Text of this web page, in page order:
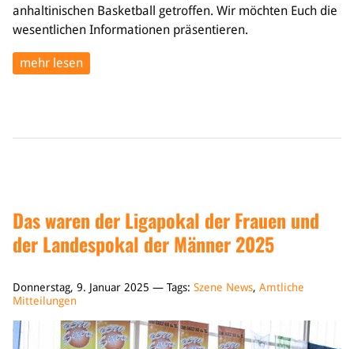
anhaltinischen Basketball getroffen. Wir möchten Euch die
wesentlichen Informationen präsentieren.
mehr lesen
Das waren der Ligapokal der Frauen und
der Landespokal der Männer 2025
Donnerstag, 9. Januar 2025 — Tags: Szene News, Amtliche
Mitteilungen